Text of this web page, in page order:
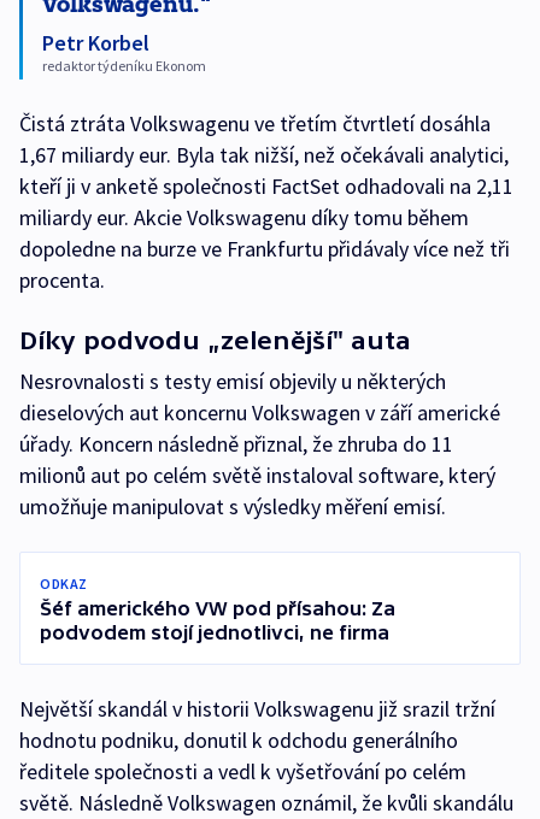
Petr Korbel
redaktor týdeníku Ekonom
Čistá ztráta Volkswagenu ve třetím čtvrtletí dosáhla
1,67 miliardy eur. Byla tak nižší, než očekávali analytici,
kteří ji v anketě společnosti FactSet odhadovali na 2,11
miliardy eur. Akcie Volkswagenu díky tomu během
dopoledne na burze ve Frankfurtu přidávaly více než tři
procenta.
Díky podvodu „zelenější" auta
Nesrovnalosti s testy emisí objevily u některých
dieselových aut koncernu Volkswagen v září americké
úřady. Koncern následně přiznal, že zhruba do 11
milionů aut po celém světě instaloval software, který
umožňuje manipulovat s výsledky měření emisí.
ODKAZ
Šéf amerického VW pod přísahou: Za
podvodem stojí jednotlivci, ne firma
Největší skandál v historii Volkswagenu již srazil tržní
hodnotu podniku, donutil k odchodu generálního
ředitele společnosti a vedl k vyšetřování po celém
světě. Následně Volkswagen oznámil, že kvůli skandálu